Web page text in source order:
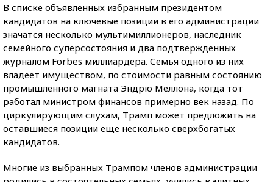
В списке объявленных избранным президентом
кандидатов на ключевые позиции в его администрации
значатся несколько мультимиллионеров, наследник
семейного суперсостояния и два подтвержденных
журналом Forbes миллиардера. Семья одного из них
владеет имуществом, по стоимости равным состоянию
промышленного магната Эндрю Меллона, когда тот
работал министром финансов примерно век назад. По
циркулирующим слухам, Трамп может предложить на
оставшиеся позиции еще несколько сверхбогатых
кандидатов.
Многие из выбранных Трампом членов администрации